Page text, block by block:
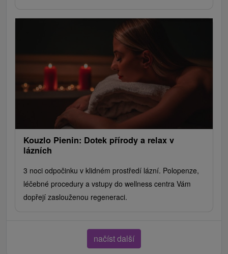
Kouzlo Pienin: Dotek přírody a relax v
lázních
3 noci odpočinku v klidném prostředí lázní. Polopenze,
léčebné procedury a vstupy do wellness centra Vám
dopřejí zaslouženou regeneraci.
načíst další